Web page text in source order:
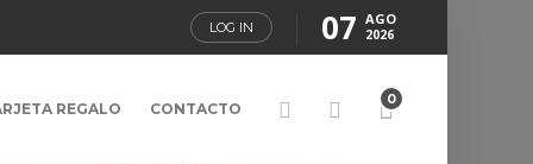
LOG IN 07 AGO
2026
REGALO CONTACTO
0